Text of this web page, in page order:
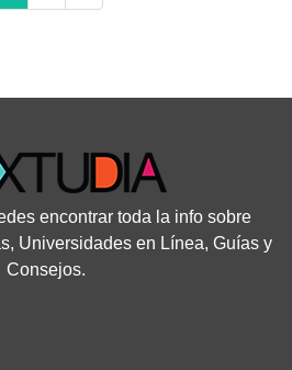
encontrar toda la info sobre
Universidades en Línea, Guías y
Consejos.